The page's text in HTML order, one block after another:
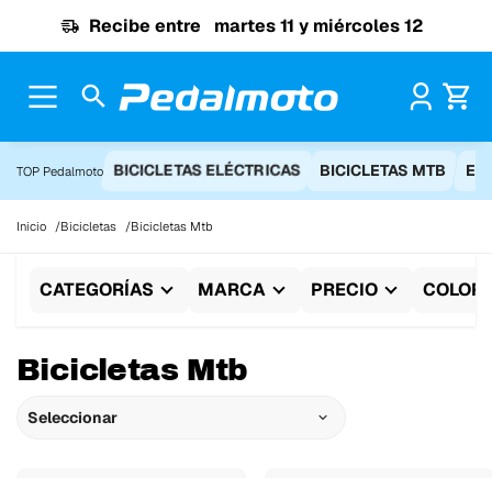
Recibe entre martes 11 y miércoles 12
TOP Pedalmoto BICICLETAS ELÉCTRICAS BICICLETAS MTB
Inicio Bicicletas Bicicletas Mtb
CATEGORÍAS MARCA PRECIO COLOR
Bicicletas Mtb
Seleccionar